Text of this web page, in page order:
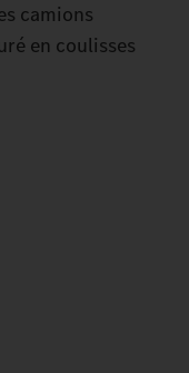
camions
en coulisses